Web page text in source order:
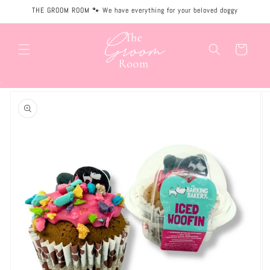
naar de
content
THE GROOM ROOM 🐾 We have everything for your beloved doggy
Winkelwagen
.